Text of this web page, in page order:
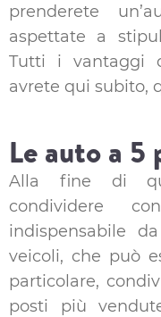
prenderete
aspettate a
Tutti i vantaggi
avrete qui subito,
Le auto a 5
Alla fine di
condividere
indispensabile
veicoli, che può
particolare,
posti più